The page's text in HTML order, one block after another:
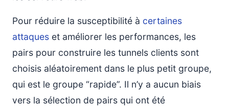
Pour réduire la susceptibilité à certaines
attaques et améliorer les performances, les
pairs pour construire les tunnels clients sont
choisis aléatoirement dans le plus petit groupe,
qui est le groupe “rapide”. Il n’y a aucun biais
vers la sélection de pairs qui ont été